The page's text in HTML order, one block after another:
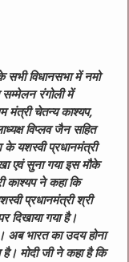
के सभी विधानसभा में नमो
रंगोली में
मंत्री चेतन्य काश्यप,
विप्लव जैन सहित
के यशस्वी प्रधानमंत्री
एवं सुना गया इस मौके
काश्यप ने कहा कि
प्रधानमंत्री श्री
दिखाया गया है।
अब भारत का उदय होना
मोदी जी ने कहा है कि